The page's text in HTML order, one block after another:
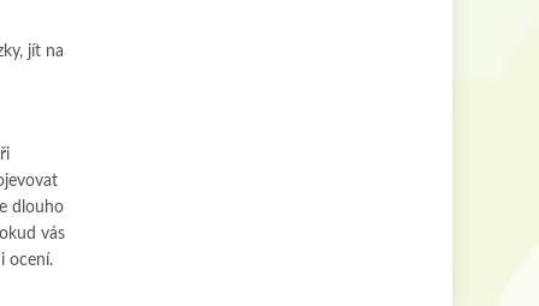
jít na
dlouho
vás
ocení.